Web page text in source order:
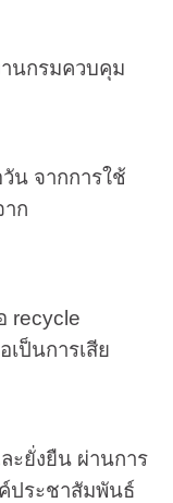
นกรมควบคุม
น จากการใช้
ก
recycle
ป็นการเสีย
ะยั่งยืน ผ่านการ
ประชาสัมพันธ์